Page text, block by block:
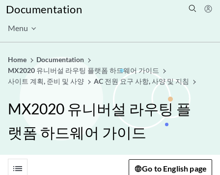
Documentation
Menu
Home
Documentation
MX2020 유니버설 라우팅 플랫폼 하드웨어 가이드
사이트 계획, 준비 및 사양
AC 전원 요구 사항, 사양 및 지침
MX2020 유니버설 라우팅 플
랫폼 하드웨어 가이드
list Go to English page